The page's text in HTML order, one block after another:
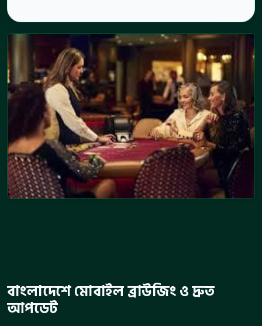
বাংলাদেশে মোবাইল ব্রাউজিং ও দ্রুত
আপডেট